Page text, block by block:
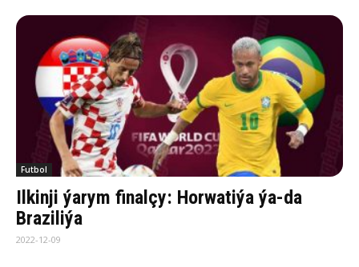
Futbol
Ilkinji ýarym finalçy: Horwatiýa ýa-da
Braziliýa
2022-12-09